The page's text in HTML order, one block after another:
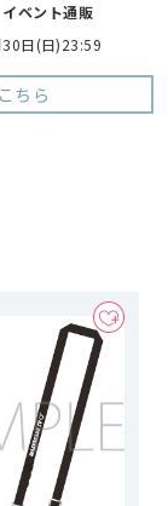
ベント通販
日(日)23:59
ちら